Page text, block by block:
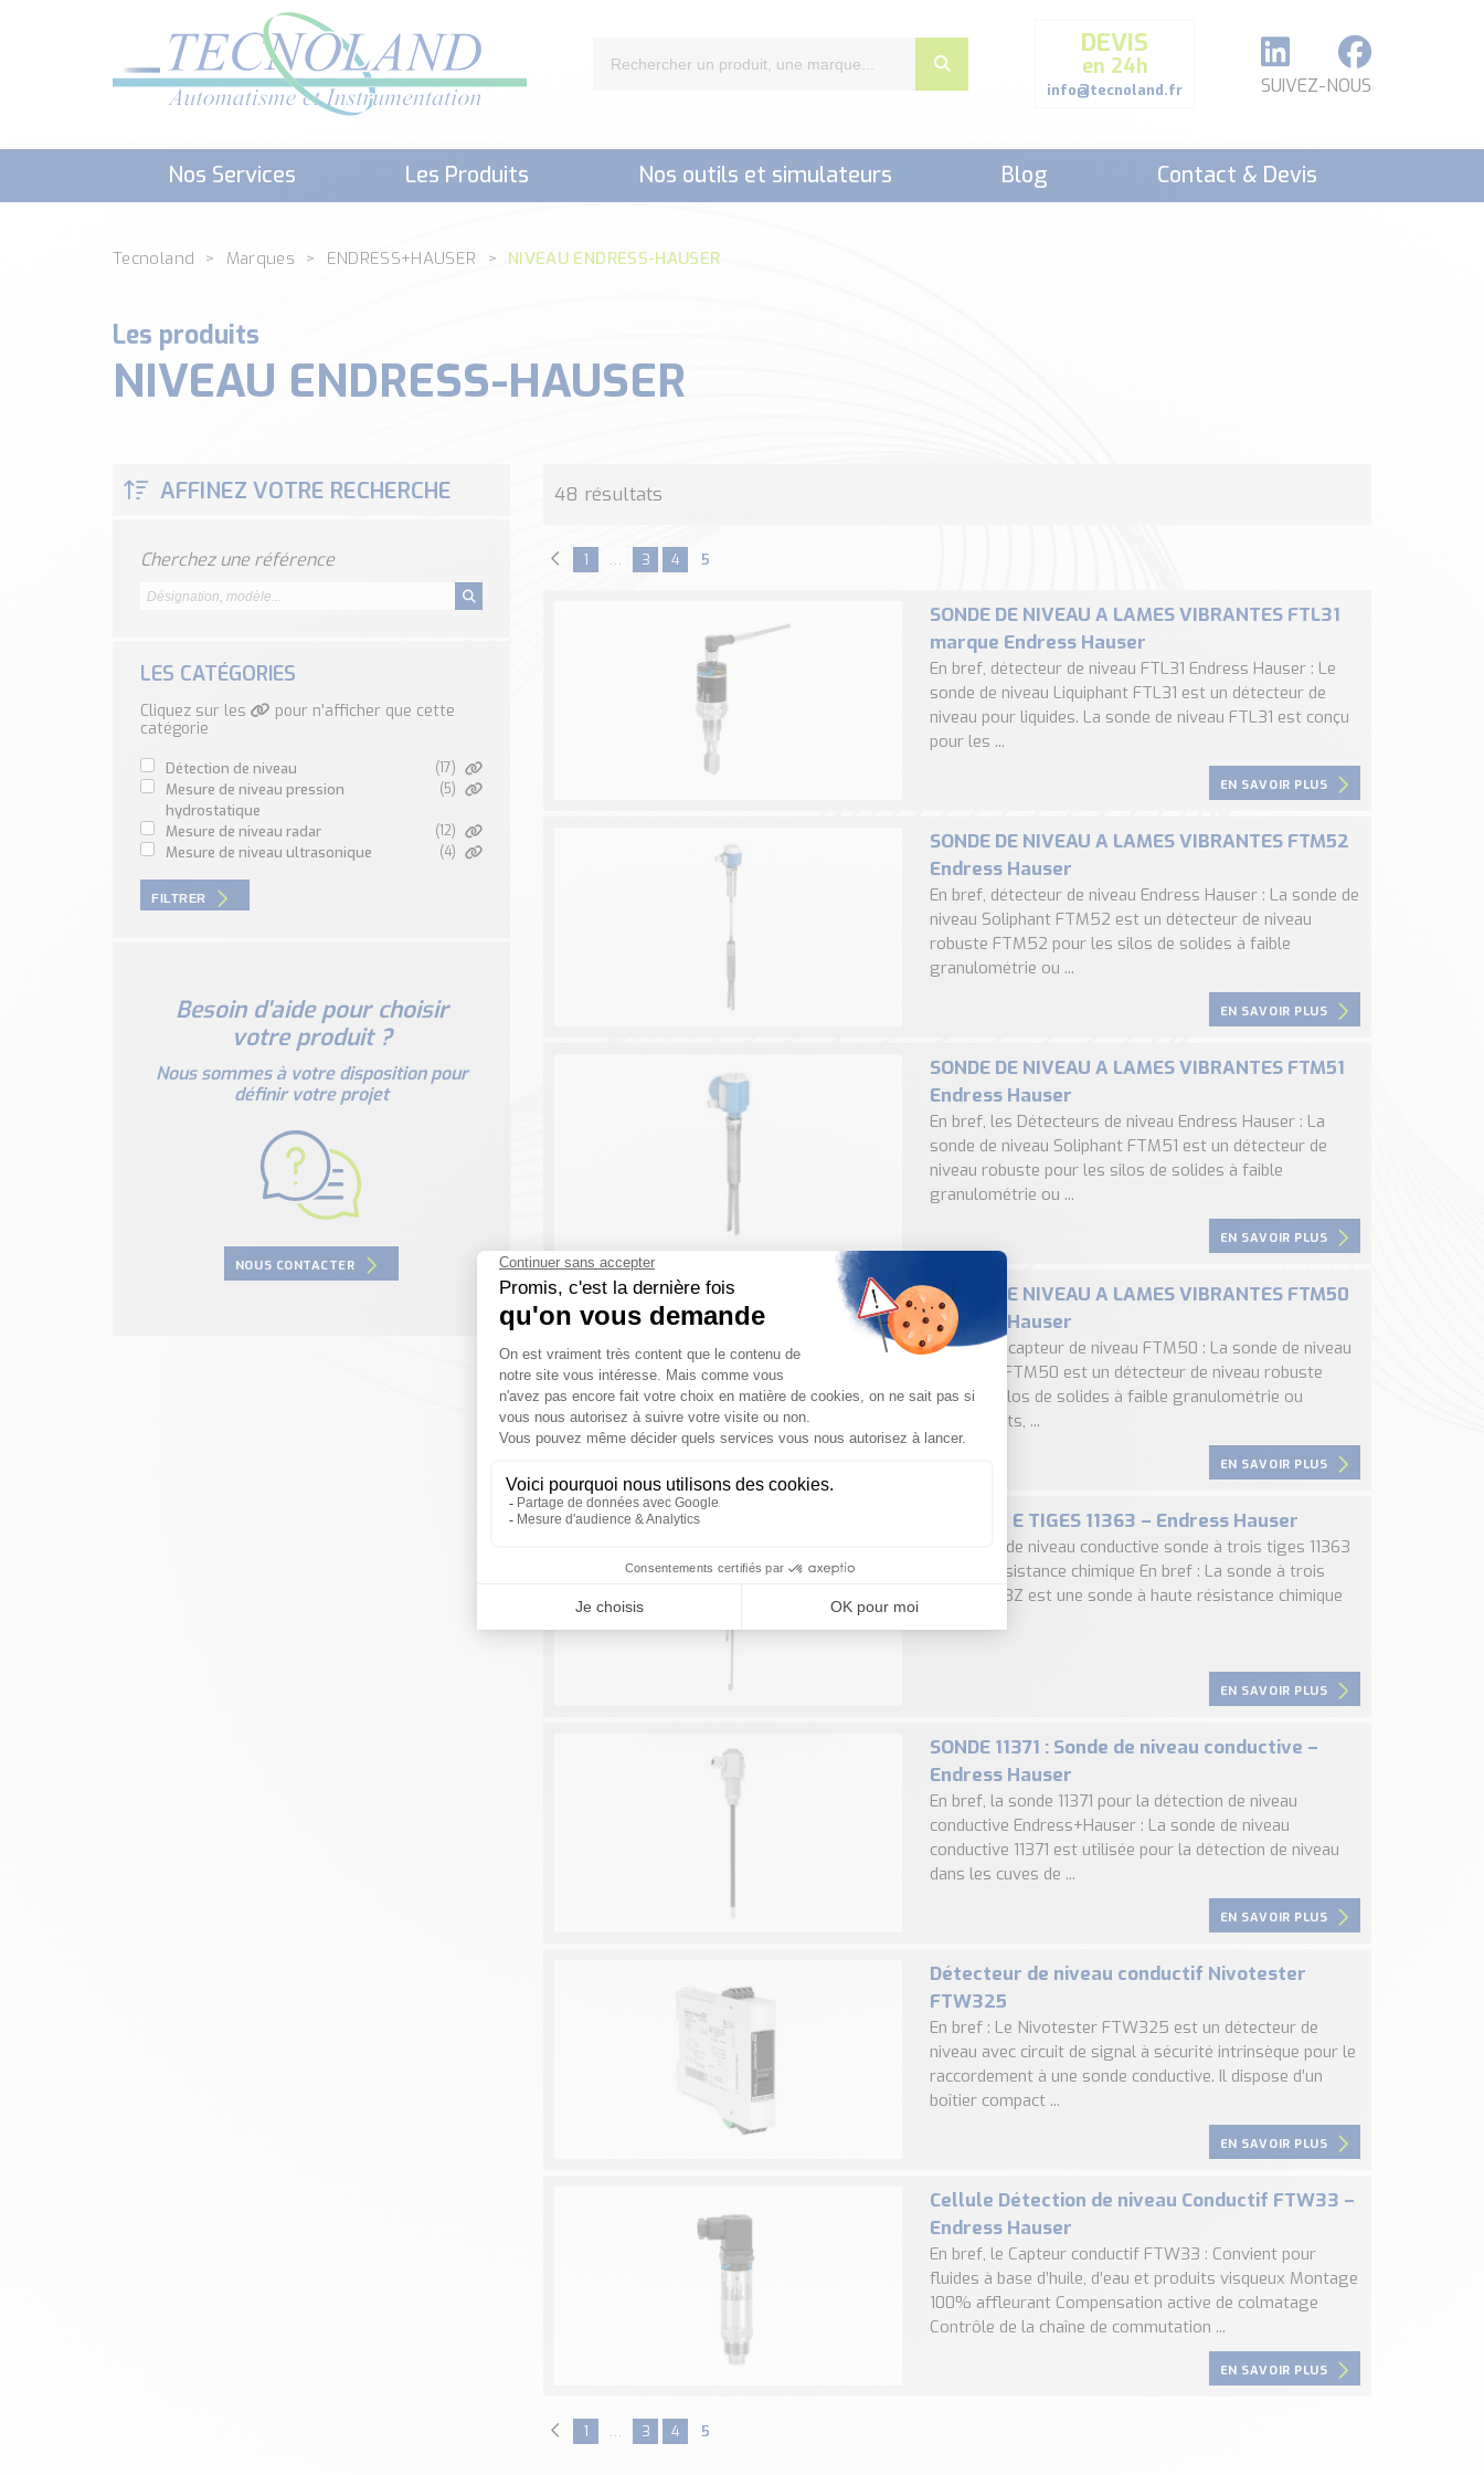
DEVIS
en 24h
info@tecnoland.fr SUIVEZ-NOUS
Nos Services Les Produits Nos outils et simulateurs Blog Contact & Devis
Tecnoland Marques ENDRESS+HAUSER NIVEAU ENDRESS-HAUSER
Les produits
NIVEAU ENDRESS-HAUSER
AFFINEZ VOTRE RECHERCHE
Cherchez une référence
LES CATÉGORIES
Cliquez sur les
pour n'afficher que cette
catégorie
détection de niveau (17)
mesure de niveau pression
hydrostatique
(5)
mesure de niveau radar (12)
mesure de niveau ultrasonique (4)
FILTRER
Besoin d'aide pour choisir
votre produit ?
Nous sommes à votre disposition pour
définir votre projet
NOUS CONTACTER
48 résultats
1 … 3 4 5
SONDE DE NIVEAU A LAMES VIBRANTES FTL31
marque Endress Hauser
En bref, détecteur de niveau FTL31 Endress Hauser : Le
sonde de niveau Liquiphant FTL31 est un détecteur de
niveau pour liquides. La sonde de niveau FTL31 est conçu
pour les ...
EN SAVOIR PLUS
SONDE DE NIVEAU A LAMES VIBRANTES FTM52
Endress Hauser
En bref, détecteur de niveau Endress Hauser : La sonde de
niveau Soliphant FTM52 est un détecteur de niveau
robuste FTM52 pour les silos de solides à faible
granulométrie ou ...
EN SAVOIR PLUS
SONDE DE NIVEAU A LAMES VIBRANTES FTM51
Endress Hauser
En bref, les Détecteurs de niveau Endress Hauser : La
sonde de niveau Soliphant FTM51 est un détecteur de
niveau robuste pour les silos de solides à faible
granulométrie ou ...
EN SAVOIR PLUS
SONDE DE NIVEAU A LAMES VIBRANTES FTM50
Endress Hauser
En bref, le capteur de niveau FTM50 : La sonde de niveau
Soliphant FTM50 est un détecteur de niveau robuste
pour les silos de solides à faible granulométrie ou
pulvérulents, ...
EN SAVOIR PLUS
SONDE A E TIGES 11363 – Endress Hauser
Détection de niveau conductive sonde à trois tiges 11363
à haute résistance chimique En bref : La sonde à trois
tiges 11363Z est une sonde à haute résistance chimique
EN SAVOIR PLUS
SONDE 11371 : Sonde de niveau conductive –
Endress Hauser
En bref, la sonde 11371 pour la détection de niveau
conductive Endress+Hauser : La sonde de niveau
conductive 11371 est utilisée pour la détection de niveau
dans les cuves de ...
EN SAVOIR PLUS
Détecteur de niveau conductif Nivotester
FTW325
En bref : Le Nivotester FTW325 est un détecteur de
niveau avec circuit de signal à sécurité intrinsèque pour le
raccordement à une sonde conductive. Il dispose d’un
boîtier compact ...
EN SAVOIR PLUS
Cellule Détection de niveau Conductif FTW33 –
Endress Hauser
En bref, le Capteur conductif FTW33 : Convient pour
fluides à base d’huile, d’eau et produits visqueux Montage
100% affleurant Compensation active de colmatage
Contrôle de la chaîne de commutation ...
EN SAVOIR PLUS
1 … 3 4 5